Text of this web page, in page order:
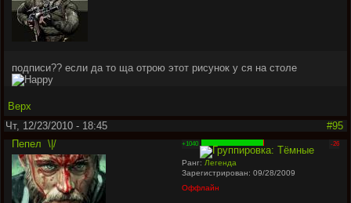
подписи?? если да то ща отрою этот рисунок у ся на столе
Верх
Чт, 12/23/2010 - 18:45
#95
Пепел \|/ +1040 -26
Ранг: Легенда
Зарегистрирован: 09/28/2009
Оффлайн